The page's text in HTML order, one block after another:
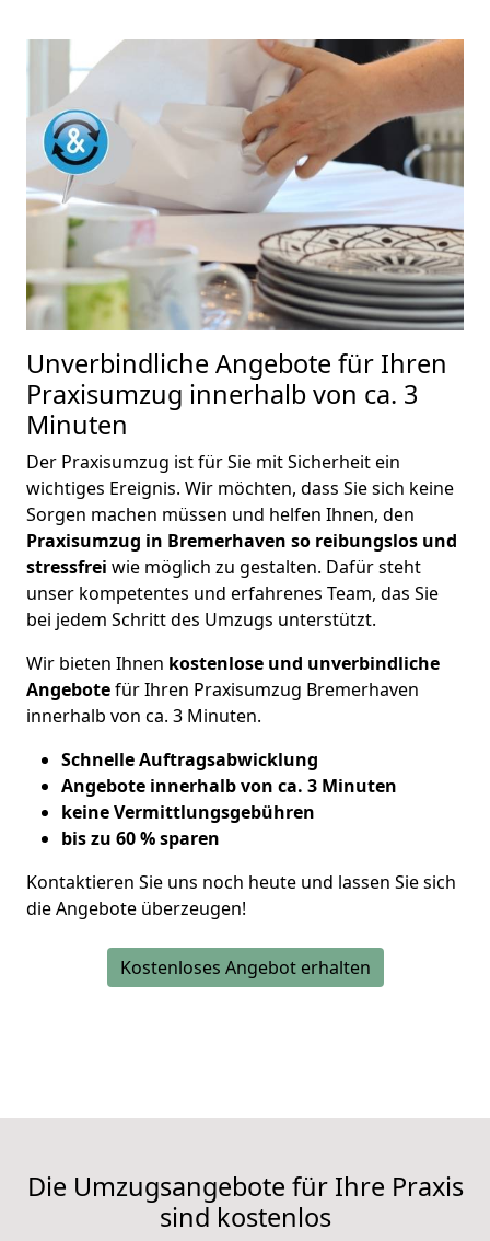
Unverbindliche Angebote für Ihren
Praxisumzug innerhalb von ca. 3
Minuten
Der Praxisumzug ist für Sie mit Sicherheit ein
wichtiges Ereignis. Wir möchten, dass Sie sich keine
Sorgen machen müssen und helfen Ihnen, den
Praxisumzug in Bremerhaven so reibungslos und
stressfrei wie möglich zu gestalten. Dafür steht
unser kompetentes und erfahrenes Team, das Sie
bei jedem Schritt des Umzugs unterstützt.
Wir bieten Ihnen kostenlose und unverbindliche
Angebotefür Ihren Praxisumzug Bremerhaven
innerhalb von ca. 3 Minuten.
Schnelle Auftragsabwicklung
Angebote innerhalb von ca. 3 Minuten
keine Vermittlungsgebühren
bis zu 60 % sparen
Kontaktieren Sie uns noch heute und lassen Sie sich
die Angebote überzeugen!
Kostenloses Angebot erhalten
Die Umzugsangebote für Ihre Praxis
sind kostenlos